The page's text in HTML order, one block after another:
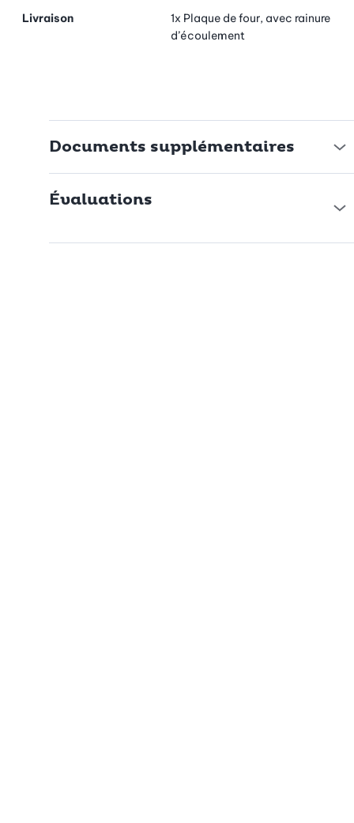
Livraison
1x Plaque de four, avec rainure
d’écoulement
Documents supplémentaires
Évaluations